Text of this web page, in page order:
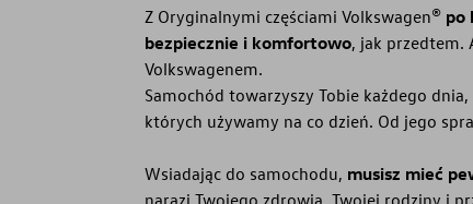
Z Oryginalnymi częściami Volkswagen® po
bezpiecznie i komfortowo, jak przedtem.
Volkswagenem.
Samochód towarzyszy Tobie każdego
których używamy na co dzień. Od jego
Wsiadając do samochodu, musisz mieć
narazi Twojego zdrowia, Twojej rodziny i